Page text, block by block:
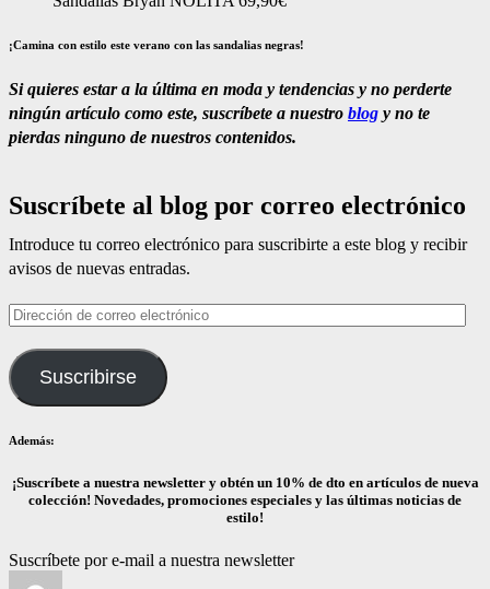
¡Camina con estilo este verano con las sandalias negras!
Si quieres estar a la última en moda y tendencias y no perderte
ningún artículo como este, suscríbete a nuestro blog y no te
pierdas ninguno de nuestros contenidos.
Suscríbete al blog por correo electrónico
Introduce tu correo electrónico para suscribirte a este blog y recibir
avisos de nuevas entradas.
Dirección
correo
electrónico
Suscribirse
Además:
¡Suscríbete a nuestra newsletter y obtén un 10% de dto en artículos de nueva
colección! Novedades, promociones especiales y las últimas noticias de
estilo!
Suscríbete por e-mail a nuestra newsletter